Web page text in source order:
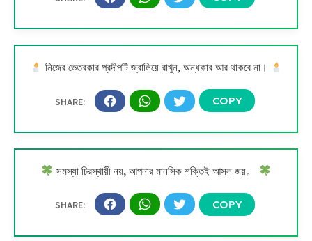
নিজের ভেতরকার প্রদীপটি জ্বালিয়ে রাখুন, অন্ধকার আর থাকবে না।
সমস্যা চিরস্থায়ী নয়, আপনার মানসিক শক্তিই আসল জয়。